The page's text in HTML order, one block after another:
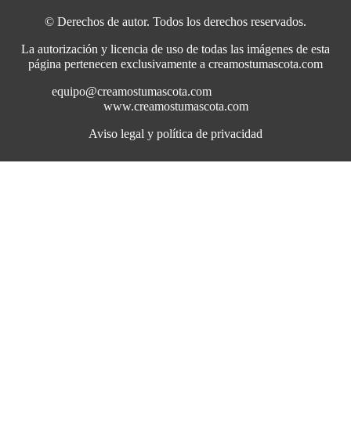
© Derechos de autor. Todos los derechos reservados.
La autorización y licencia de uso de todas las imágenes de esta
página pertenecen exclusivamente a creamostumascota.com
equipo@creamostumascota.com
www.creamostumascota.com
Aviso legal y política de privacidad